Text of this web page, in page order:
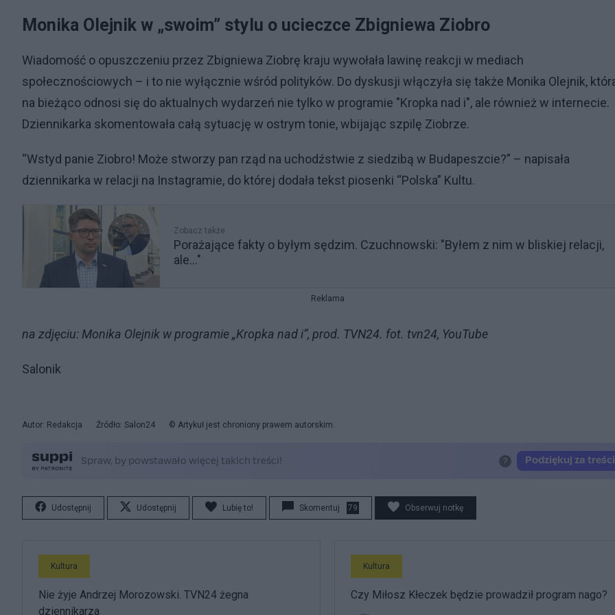
Monika Olejnik w „swoim” stylu o ucieczce Zbigniewa Ziobro
Wiadomość o opuszczeniu przez Zbigniewa Ziobrę kraju wywołała lawinę reakcji w mediach
społecznościowych – i to nie wyłącznie wśród polityków. Do dyskusji włączyła się także Monika Olejnik,
na bieżąco odnosi się do aktualnych wydarzeń nie tylko w programie "Kropka nad i", ale również w internecie.
Dziennikarka skomentowała całą sytuację w ostrym tonie, wbijając szpilę Ziobrze.
“Wstyd panie Ziobro! Może stworzy pan rząd na uchodźstwie z siedzibą w Budapeszcie?” – napisała
dziennikarka w relacji na Instagramie, do której dodała tekst piosenki “Polska” Kultu.
Zobacz także
Porażające fakty o byłym sędzim. Czuchnowski: "Byłem z nim w bliskiej relacji,
ale..."
Reklama
na zdjęciu: Monika Olejnik w programie „Kropka nad i”, prod. TVN24. fot. tvn24, YouTube
Salonik
Autor: Redakcja Źródło: Salon24 © Artykuł jest chroniony prawem autorskim.
Udostępnij Udostępnij Lubię to! Skomentuj 79 Obserwuj notkę
Kultura
Nie żyje Andrzej Morozowski. TVN24 żegna
dziennikarza
Kultura
Czy Miłosz Kłeczek będzie prowadził program nago?